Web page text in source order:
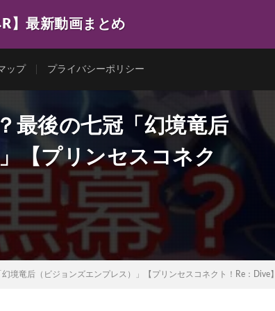
】最新動画まとめ
ップ プライバシーポリシー
最後の七冠「幻境竜后
【プリンセスコネク
境竜后（ビジョンズエンプレス）」【プリンセスコネクト！Re：Dive